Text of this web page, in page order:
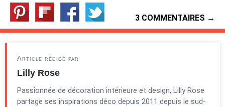
3 COMMENTAIRES →
Article rédigé par
Lilly Rose
Passionnée de décoration intérieure et design, Lilly Rose
partage ses inspirations déco depuis 2011 depuis le sud-